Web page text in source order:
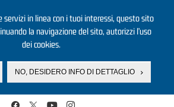
in linea con i tuoi interessi, questo sito
la navigazione del sito, autorizzi l’uso
dei cookies.
NO, DESIDERO INFO DI DETTAGLIO